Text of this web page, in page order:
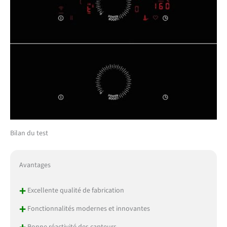
Bilan du test
Avantages
+Excellente qualité de fabrication
+Fonctionnalités modernes et innovantes